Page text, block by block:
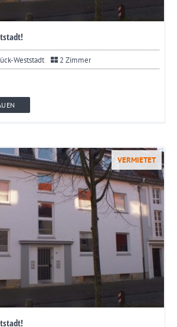
Weststadt 2 Zimmer
VERMIETET